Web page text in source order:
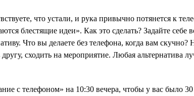
что устали, и рука привычно потянется к
блестящие идеи». Как это сделать? Задайте себе
Что вы делаете без телефона, когда вам
сходить на мероприятие. Любая альтернатива
с телефоном» на 10:30 вечера, чтобы у вас было